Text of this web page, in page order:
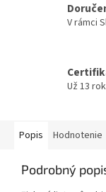
V rámci
Už 13
Popis Hodnotenie
Podrobný